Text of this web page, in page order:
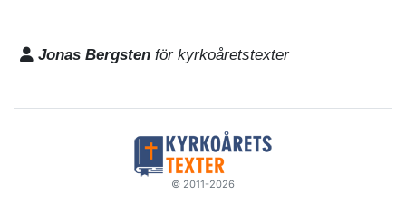
Jonas Bergsten för kyrkoåretstexter
© 2011-2026